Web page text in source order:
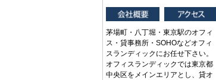
茅場町・八丁堀・東京駅のオフィ
ス・貸事務所・SOHOなどオフィ
スランディックにお任せ下さい。
オフィスランディックでは東京都
中央区をメインエリアとし、貸オ